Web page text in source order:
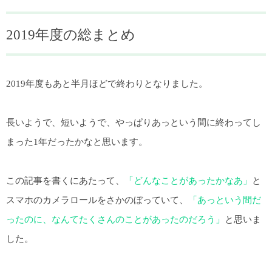
2019年度の総まとめ
2019年度もあと半月ほどで終わりとなりました。
長いようで、短いようで、やっぱりあっという間に終わってし
まった1年だったかなと思います。
この記事を書くにあたって、 「どんなことがあったかなあ」
と
スマホのカメラロールをさかのぼっていて、
「あっという間だ
ったのに、なんてたくさんのことがあったのだろう」
と思いま
した。